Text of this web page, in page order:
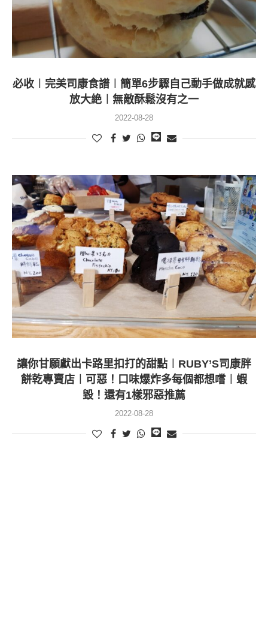
必收︱完美司康食譜︱簡單6步驟自己動手做成就感
放大絶︱無敵酥鬆沒有之一
2022-08-28
讓你甘願獻出卡路里扣打的甜點︱RUBY’S司康胖
餅乾專賣店︱可惡！口味爆炸多每個都想嚐︱蝦
毀！還有1樣邪惡推薦
2022-08-28